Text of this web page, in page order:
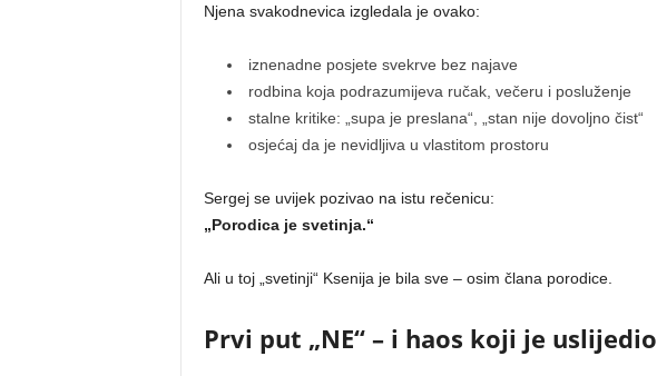
Njena svakodnevica izgledala je ovako:
iznenadne posjete svekrve bez najave
rodbina koja podrazumijeva ručak, večeru i posluženje
stalne kritike: „supa je preslana“, „stan nije dovoljno čist“
osjećaj da je nevidljiva u vlastitom prostoru
Sergej se uvijek pozivao na istu rečenicu:
„Porodica je svetinja.“
Ali u toj „svetinji“ Ksenija je bila sve – osim člana porodice.
Prvi put „NE“ – i haos koji je uslijedio